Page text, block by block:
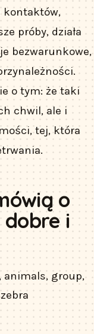
kontaktów,
próby, działa
bezwarunkowe,
o tym: że taki
chwil, ale i
tej, która
o
i